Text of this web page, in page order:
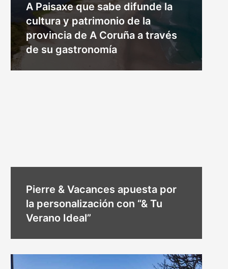
A Paisaxe que sabe difunde la
cultura y patrimonio de la
provincia de A Coruña a través
de su gastronomía
Pierre & Vacances apuesta por
la personalización con “& Tu
Verano Ideal”